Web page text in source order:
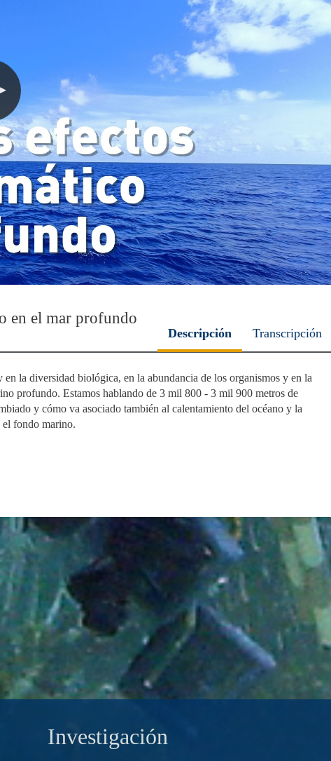
en el mar profundo
Transcripción
Descripción
la diversidad biológica, en la abundancia de los organismos y en la
profundo. Estamos hablando de 3 mil 800 - 3 mil 900 metros de
y cómo va asociado también al calentamiento del océano y la
el fondo marino.
Investigación